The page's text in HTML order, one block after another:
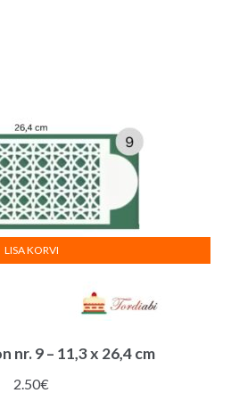
nr. 9 – 11,3 x 26,4 cm
2.50€
LISA KORVI